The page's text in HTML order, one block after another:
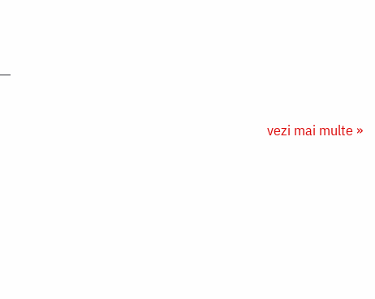
vezi mai multe »